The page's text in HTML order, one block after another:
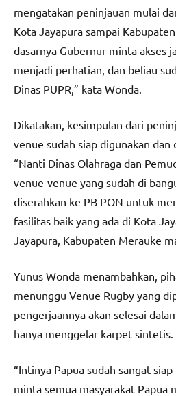
mengatakan peninjauan mulai
Kota Jayapura sampai
dasarnya Gubernur minta akses
menjadi perhatian, dan beliau
Dinas PUPR,” kata Wonda.
Dikatakan, kesimpulan dari
venue sudah siap digunakan dan
“Nanti Dinas Olahraga dan
venue-venue yang sudah di
diserahkan ke PB PON untuk
fasilitas baik yang ada di Kota
Jayapura, Kabupaten Merauke
Yunus Wonda menambahkan,
menunggu Venue Rugby yang
pengerjaannya akan selesai
hanya menggelar karpet sintetis.
“Intinya Papua sudah sangat
minta semua masyarakat Papua